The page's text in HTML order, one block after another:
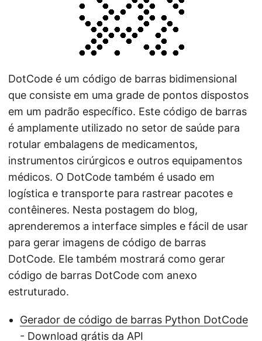
DotCode é um código de barras bidimensional
que consiste em uma grade de pontos dispostos
em um padrão específico. Este código de barras
é amplamente utilizado no setor de saúde para
rotular embalagens de medicamentos,
instrumentos cirúrgicos e outros equipamentos
médicos. O DotCode também é usado em
logística e transporte para rastrear pacotes e
contêineres. Nesta postagem do blog,
aprenderemos a interface simples e fácil de usar
para gerar imagens de código de barras
DotCode. Ele também mostrará como gerar
código de barras DotCode com anexo
estruturado.
Gerador de código de barras Python DotCode
- Download grátis da API